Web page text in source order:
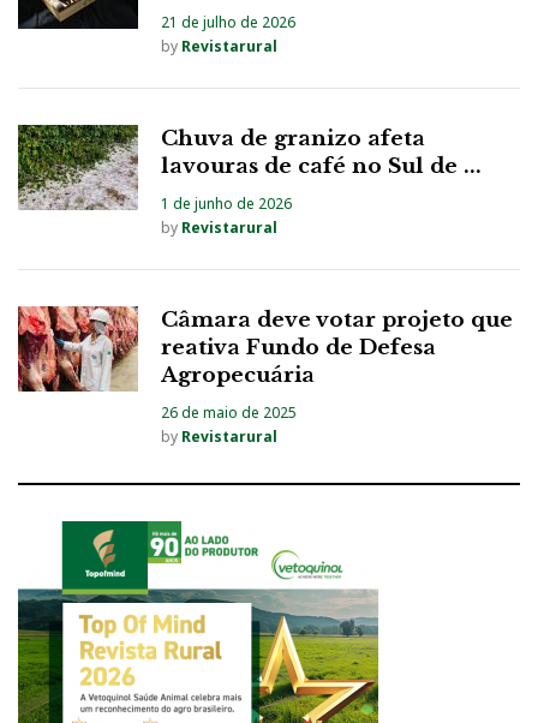
21 de julho de 2026
by Revistarural
Chuva de granizo afeta
lavouras de café no Sul de ...
1 de junho de 2026
by Revistarural
Câmara deve votar projeto que
reativa Fundo de Defesa
Agropecuária
26 de maio de 2025
by Revistarural